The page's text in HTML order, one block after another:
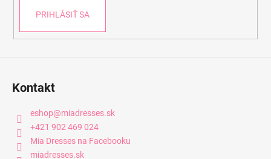
PRIHLÁSIŤ SA
Kontakt
eshop@miadresses.sk
+421 902 469 024
Mia Dresses na Facebooku
miadresses.sk